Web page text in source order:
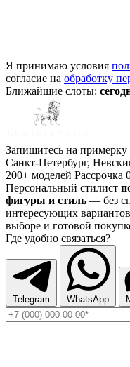
Я принимаю условия
согласие на обработку
Ближайшие слоты:
Запишитесь на примерку
Санкт-Петербург,
200+ моделей Рассрочка
Персональный стилист
фигуры и стиль — без
интересующих
выборе и готовой
Где удобно связаться?
Telegram WhatsApp